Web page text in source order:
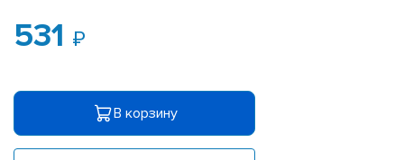
531
В корзину